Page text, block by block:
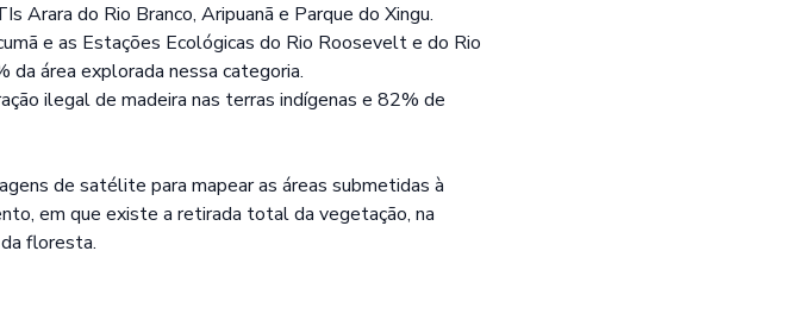
Arara do Rio Branco, Aripuanã e Parque do Xingu.
e as Estações Ecológicas do Rio Roosevelt e do Rio
da área explorada nessa categoria.
ilegal de madeira nas terras indígenas e 82% de
de satélite para mapear as áreas submetidas à
em que existe a retirada total da vegetação, na
floresta.